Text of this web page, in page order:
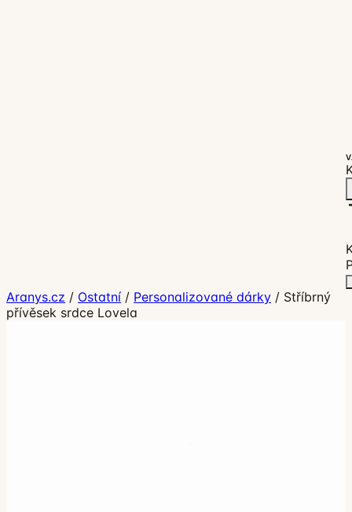
Aranys.cz / Ostatní / Personalizované dárky / Stříbrný
přívěsek srdce Lovela